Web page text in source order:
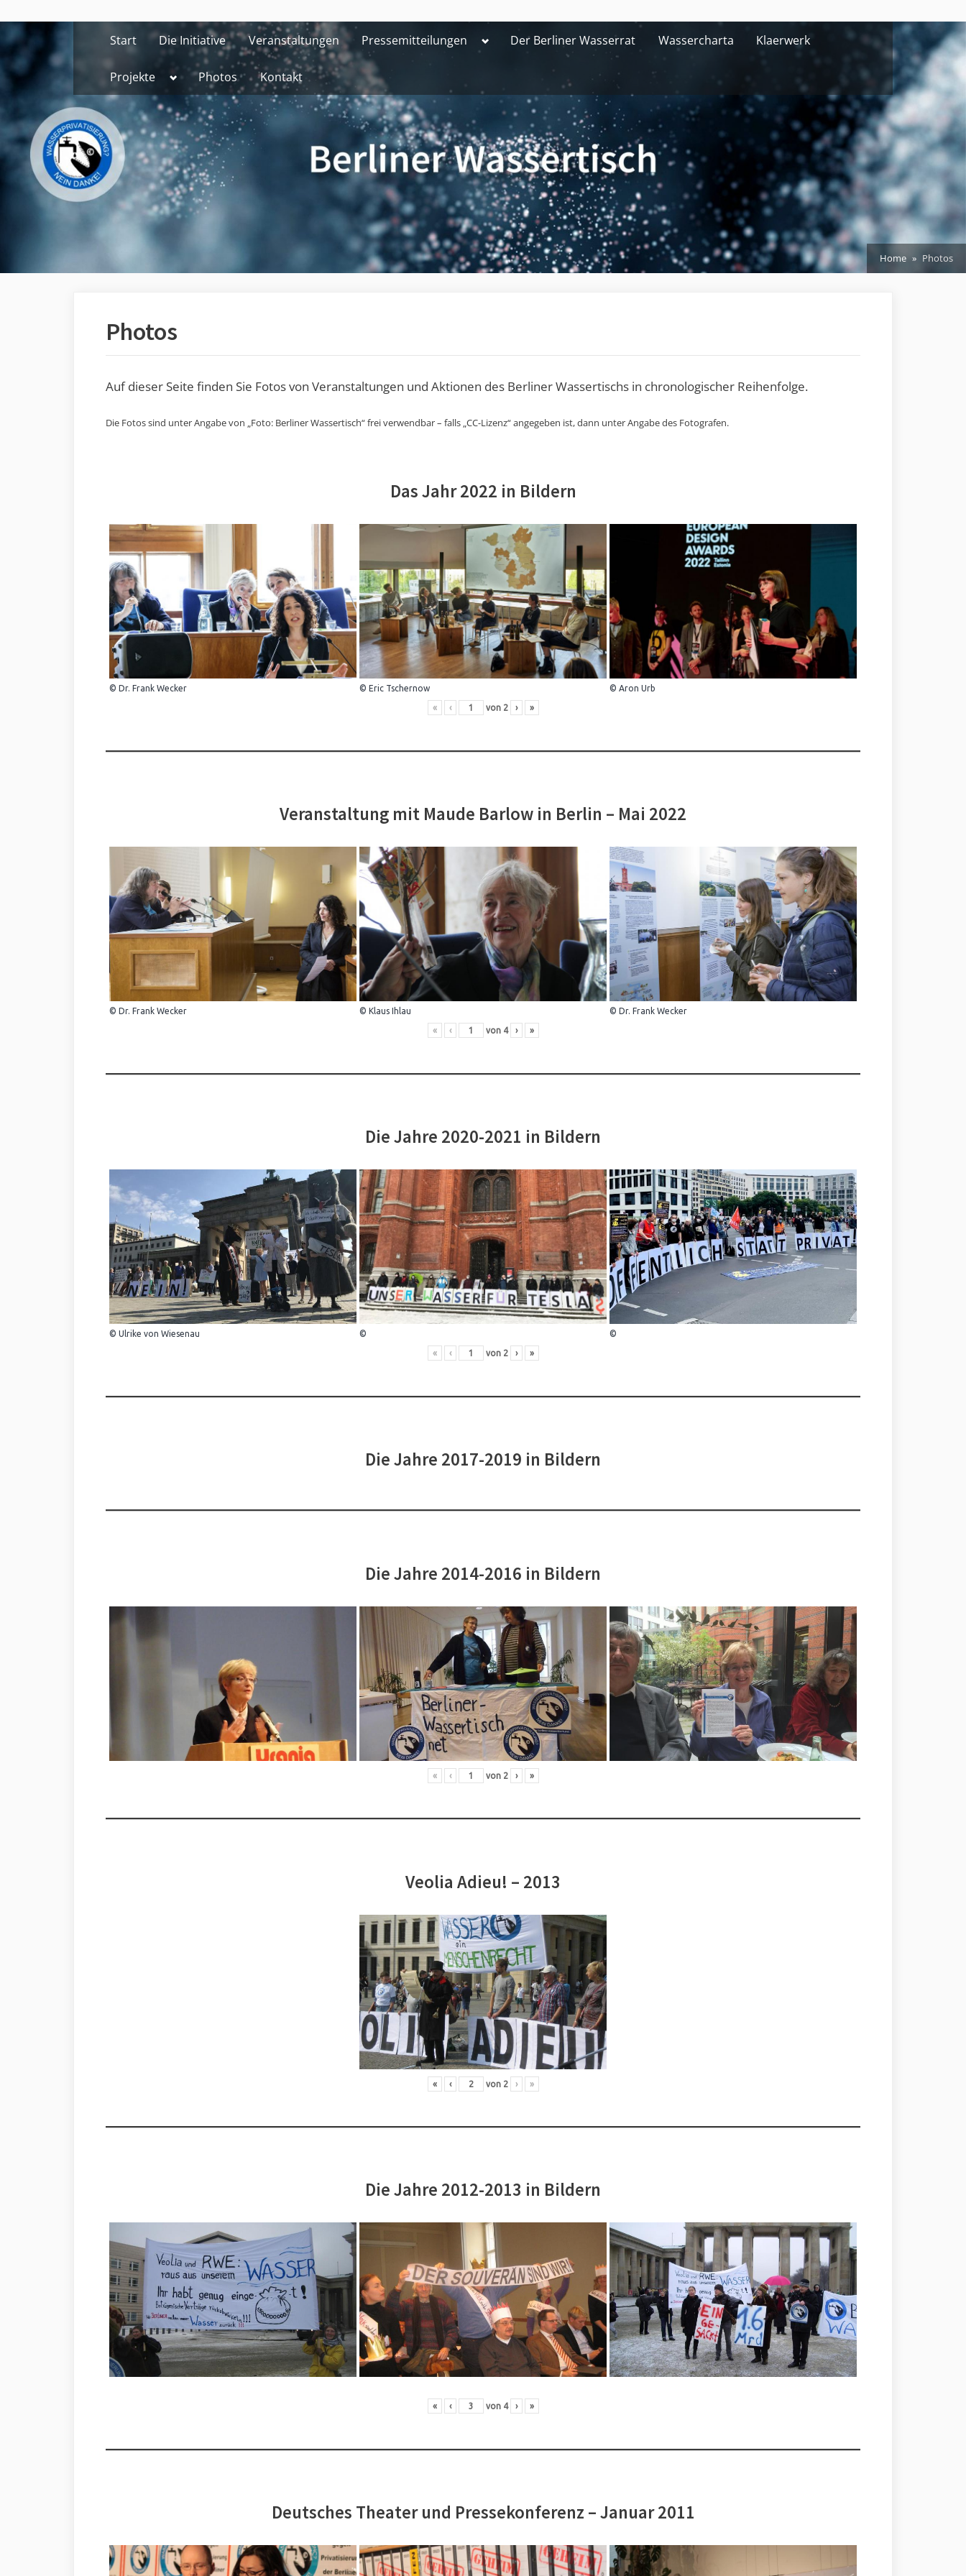
to
content
Start Die Initiative Veranstaltungen Pressemitteilungen ToggleDer Berliner Wasserrat Wassercharta Klaerwerk
Projekte Toggle
menu
Photos Kontakt
Home Photos
Photos
Auf dieser Seite finden Sie Fotos von Veranstaltungen und Aktionen des Berliner Wassertischs in chronologischer Reihenfolge.
Die Fotos sind unter Angabe von „Foto: Berliner Wassertisch“ frei verwendbar – falls „CC-Lizenz“ angegeben ist, dann unter Angabe des Fotografen.
Das Jahr 2022 in Bildern
© Dr. Frank Wecker © Eric Tschernow © Aron Urb
« ‹ von 2 › »
Veranstaltung mit Maude Barlow in Berlin – Mai 2022
© Dr. Frank Wecker © Klaus Ihlau © Dr. Frank Wecker
« ‹ von 4 › »
Die Jahre 2020-2021 in Bildern
© Ulrike von Wiesenau © ©
« ‹ von 2 › »
Die Jahre 2017-2019 in Bildern
Die Jahre 2014-2016 in Bildern
« ‹ von 2 › »
Veolia Adieu! – 2013
« ‹ von 2 › »
Die Jahre 2012-2013 in Bildern
« ‹ von 4 › »
Deutsches Theater und Pressekonferenz – Januar 2011